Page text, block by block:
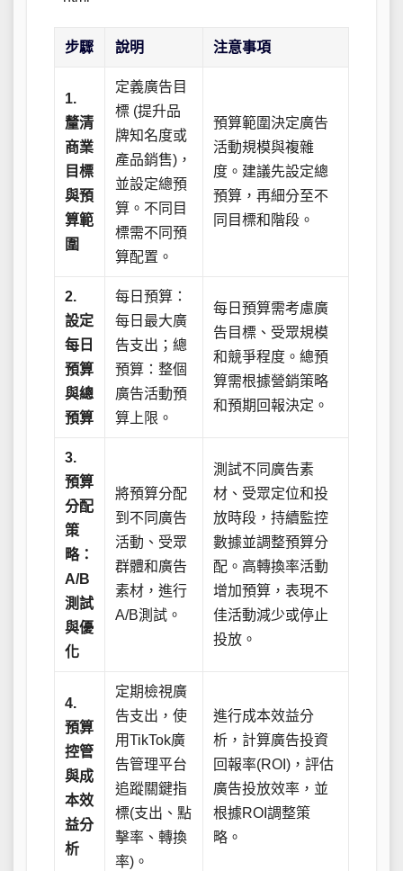
步驟 說明 注意事項
1.
釐清
商業
目標
與預
算範
圍
定義廣告目
標 (提升品
牌知名度或
產品銷售)，
並設定總預
算。不同目
標需不同預
算配置。
預算範圍決定廣告
活動規模與複雜
度。建議先設定總
預算，再細分至不
同目標和階段。
2.
設定
每日
預算
與總
預算
每日預算：
每日最大廣
告支出；總
預算：整個
廣告活動預
算上限。
每日預算需考慮廣
告目標、受眾規模
和競爭程度。總預
算需根據營銷策略
和預期回報決定。
3.
預算
分配
策
略：
A/B
測試
與優
化
將預算分配
到不同廣告
活動、受眾
群體和廣告
素材，進行
A/B測試。
測試不同廣告素
材、受眾定位和投
放時段，持續監控
數據並調整預算分
配。高轉換率活動
增加預算，表現不
佳活動減少或停止
投放。
4.
預算
控管
與成
本效
益分
析
定期檢視廣
告支出，使
用TikTok廣
告管理平台
追蹤關鍵指
標(支出、點
擊率、轉換
率)。
進行成本效益分
析，計算廣告投資
回報率(ROI)，評估
廣告投放效率，並
根據ROI調整策
略。